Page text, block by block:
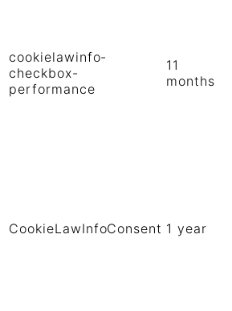
cookielawinfo-
checkbox-
performance
11
months
CookieLawInfoConsent 1 year